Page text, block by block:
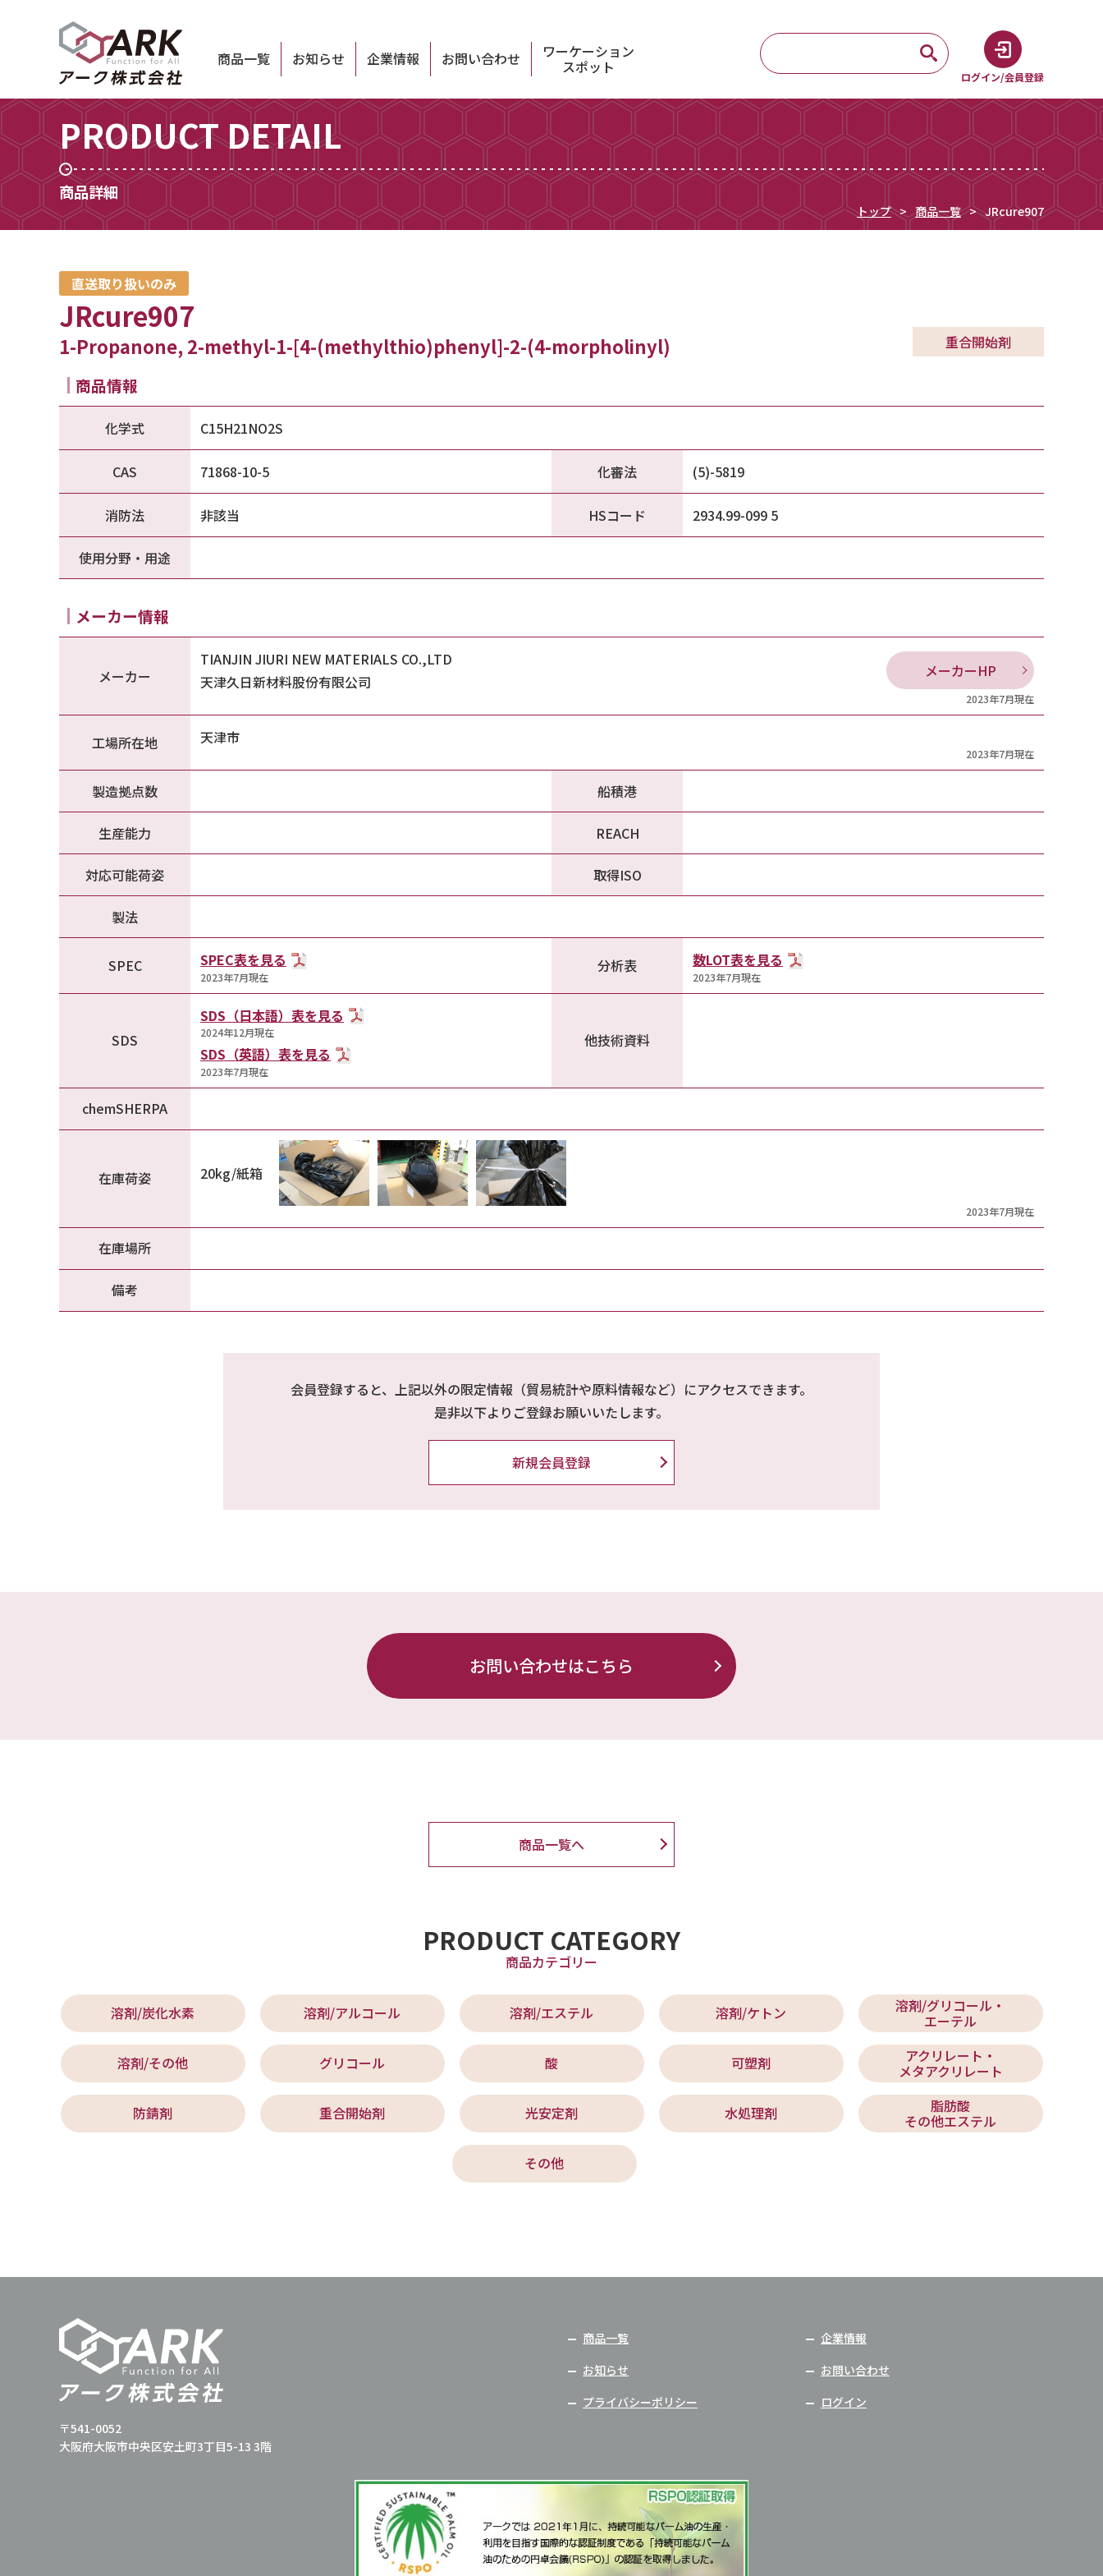
商品一覧 お知らせ 企業情報 お問い合わせ ワーケーション
スポット
ログイン/会員登録
PRODUCT DETAIL
商品詳細
トップ 商品一覧 JRcure907
直送取り扱いのみ
JRcure907
1-Propanone, 2-methyl-1-[4-(methylthio)phenyl]-2-(4-morpholinyl) 重合開始剤
商品情報
化学式 C15H21NO2S
CAS 71868-10-5 化審法 (5)-5819
消防法 非該当 HSコード 2934.99-099 5
使用分野・用途
メーカー情報
メーカー
TIANJIN JIURI NEW MATERIALS CO.,LTD
天津久日新材料股份有限公司
メーカーHP
2023年7月現在
工場所在地 天津市
2023年7月現在
製造拠点数 船積港
生産能力 REACH
対応可能荷姿 取得ISO
製法
SPEC SPEC表を見る
2023年7月現在
分析表 数LOT表を見る
2023年7月現在
SDS
SDS（日本語）表を見る
2024年12月現在
SDS（英語）表を見る
2023年7月現在
他技術資料
chemSHERPA
在庫荷姿 20kg/紙箱
2023年7月現在
在庫場所
備考
会員登録すると、上記以外の限定情報（貿易統計や原料情報など）にアクセスできます。
是非以下よりご登録お願いいたします。
新規会員登録
お問い合わせはこちら
商品一覧へ
PRODUCT CATEGORY
商品カテゴリー
溶剤/炭化水素 溶剤/アルコール 溶剤/エステル 溶剤/ケトン 溶剤/グリコール・
エーテル
溶剤/その他 グリコール 酸 可塑剤 アクリレート・
メタアクリレート
防錆剤 重合開始剤 光安定剤 水処理剤 脂肪酸
その他エステル
その他
〒541-0052
大阪府大阪市中央区安土町3丁目5-13 3階
商品一覧
企業情報
お知らせ
お問い合わせ
プライバシーポリシー
ログイン